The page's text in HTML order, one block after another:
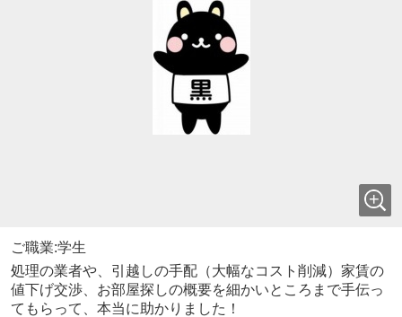
ご職業:学生
処理の業者や、引越しの手配（大幅なコスト削減）家賃の
値下げ交渉、お部屋探しの概要を細かいところまで手伝っ
てもらって、本当に助かりました！